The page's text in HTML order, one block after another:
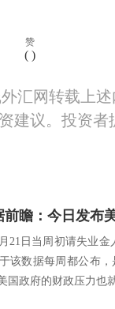
赞
( )
汇网转载上
建议。投资
21日当周初请失业
该数据每周都公布
国政府的财政压力也